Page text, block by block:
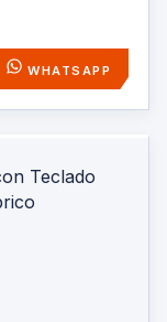
WHATSAPP